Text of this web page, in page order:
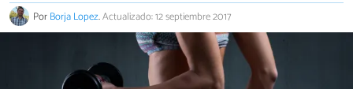
PorBorja Lopez.Actualizado: 12 septiembre 2017